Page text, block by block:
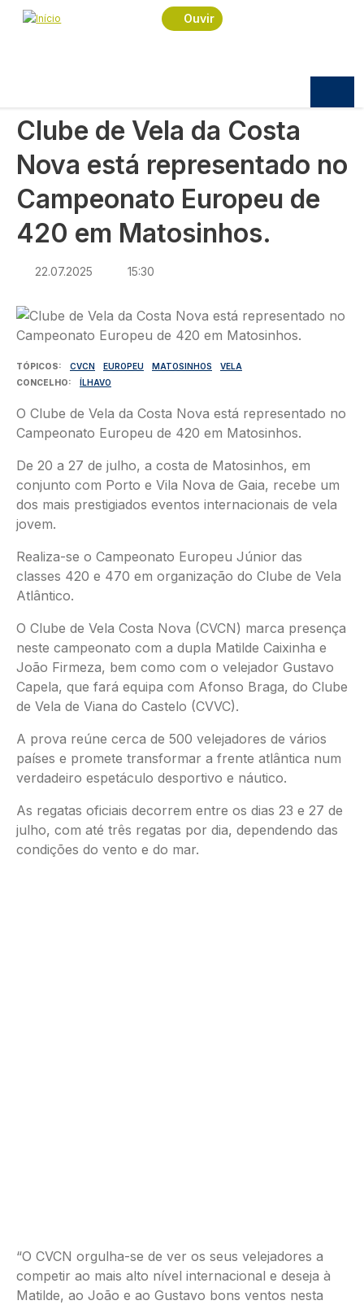
Passar para o conteúdo principal
Ouvir
Navegação estrutural
Início
Desporto
Clube de Vela da Costa Nova está representado
Clube de Vela da Costa
Nova está representado no
Campeonato Europeu de
420 em Matosinhos.
22.07.2025 15:30
Imagem
TÓPICOS CVCN EUROPEU MATOSINHOS
VELA
CONCELHO
ÍLHAVO
O Clube de Vela da Costa Nova está representado no
Campeonato Europeu de 420 em Matosinhos.
De 20 a 27 de julho, a costa de Matosinhos, em
conjunto com Porto e Vila Nova de Gaia, recebe um
dos mais prestigiados eventos internacionais de vela
jovem.
Realiza-se o Campeonato Europeu Júnior das
classes 420 e 470 em organização do Clube de Vela
Atlântico.
O Clube de Vela Costa Nova (CVCN) marca presença
neste campeonato com a dupla Matilde Caixinha e
João Firmeza, bem como com o velejador Gustavo
Capela, que fará equipa com Afonso Braga, do Clube
de Vela de Viana do Castelo (CVVC).
A prova reúne cerca de 500 velejadores de vários
países e promete transformar a frente atlântica num
verdadeiro espetáculo desportivo e náutico.
As regatas oficiais decorrem entre os dias 23 e 27 de
julho, com até três regatas por dia, dependendo das
condições do vento e do mar.
“O CVCN orgulha-se de ver os seus velejadores a
competir ao mais alto nível internacional e deseja à
Matilde, ao João e ao Gustavo bons ventos nesta